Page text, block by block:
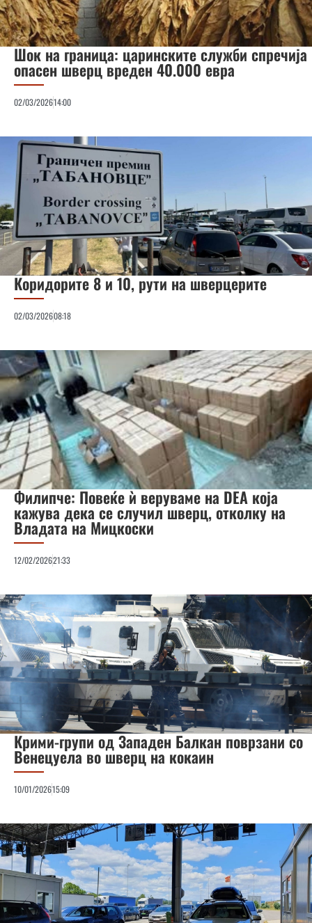
Шок на граница: царинските служби спречија
опасен шверц вреден 40.000 евра
02/03/202614:00
Коридорите 8 и 10, рути на шверцерите
02/03/202608:18
Филипче: Повеќе ѝ веруваме на DEA која
кажува дека се случил шверц, отколку на
Владата на Мицкоски
12/02/202621:33
Крими-групи од Западен Балкан поврзани со
Венецуела во шверц на кокаин
10/01/202615:09